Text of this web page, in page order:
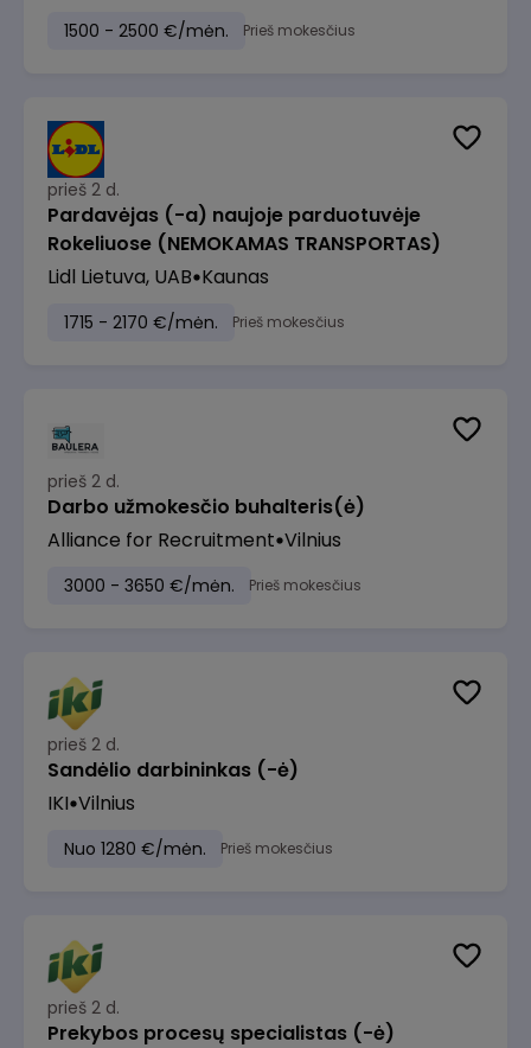
1500 - 2500 €/mėn. Prieš mokesčius
prieš 2 d.
Pardavėjas (-a) naujoje parduotuvėje
Rokeliuose (NEMOKAMAS TRANSPORTAS)
Lidl Lietuva, UAB Kaunas
1715 - 2170 €/mėn. Prieš mokesčius
prieš 2 d.
Darbo užmokesčio buhalteris(ė)
Alliance for Recruitment Vilnius
3000 - 3650 €/mėn. Prieš mokesčius
prieš 2 d.
Sandėlio darbininkas (-ė)
IKI Vilnius
Nuo 1280 €/mėn. Prieš mokesčius
prieš 2 d.
Prekybos procesų specialistas (-ė)